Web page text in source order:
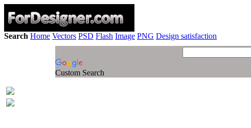
Search Home Vectors PSD Flash Image PNG Design satisfaction
Custom Search